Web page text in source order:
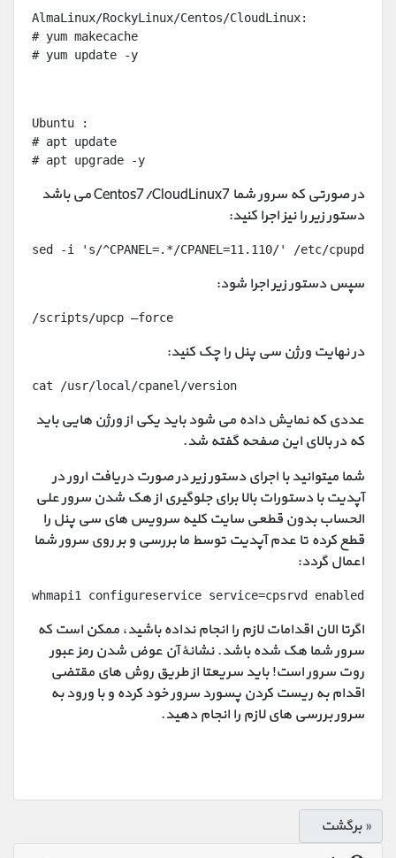
AlmaLinux/RockyLinux/Centos/CloudLinux‌:
# yum makecache
# yum update -y
Ubuntu :
# apt update
# apt upgrade -y
در صورتی که سرور شما Centos7/CloudLinux7 می باشد
دستور زیر را نیز اجرا کنید:
sed -i 's/^CPANEL=.*/CPANEL=11.110/' /etc/
سپس دستور زیر اجرا شود:
/scripts/upcp –force
در نهایت ورژن سی پنل را چک کنید:
cat /usr/local/cpanel/version
عددی که نمایش داده می شود باید یکی از ورژن هایی باید
که در بالای این صفحه گفته شد.
شما میتوانید با اجرای دستور زیر در صورت دریافت ارور در
آپدیت با دستورات بالا برای جلوگیری از هک شدن سرور علی
الحساب بدون قطعی سایت کلیه سرویس های سی پنل را
قطع کرده تا عدم آپدیت توسط ما بررسی و بر روی سرور شما
اعمال گردد:
whmapi1 configureservice service=cpsrvd
اگرتا الان اقدامات لازم را انجام نداده باشید، ممکن است که
سرور شما هک شده باشد. نشانهٔ آن عوض شدن رمز عبور
روت سرور است! باید سریعتا از طریق روش های مقتضی
اقدام به ریست کردن پسورد سرور خود کرده و با ورود به
سرور بررسی های لازم را انجام دهید.
« برگشت